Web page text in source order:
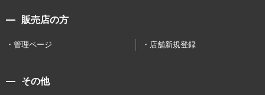
販売店の方
管理ページ 店舗新規登録
その他